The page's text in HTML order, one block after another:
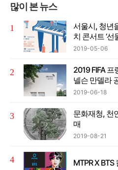
많이 본 뉴스
서울시, 청년
치 콘서트 ‘선
2019-05-06
2019 FIFA
넬슨 만델라
2019-06-18
문화재청, 천
매
2019-08-21
MTPR X